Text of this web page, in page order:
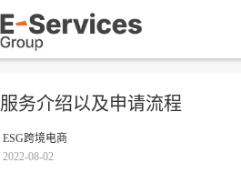
务介绍以及申请流程
ESG跨境电商
2022-08-02